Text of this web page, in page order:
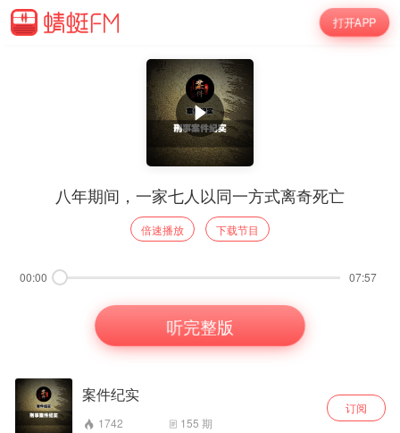
打开APP
八年期间，一家七人以同一方式离奇死亡
倍速播放 下载节目
00:00 07:57
听完整版
案件纪实
1742 155 期
订阅